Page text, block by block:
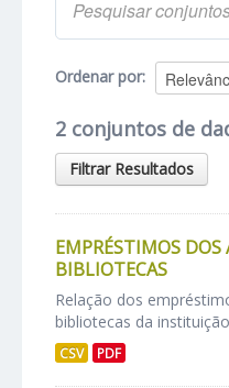
Ordenar por
2 conjuntos de
Filtrar Resultados
EMPRÉSTIMOS DOS
BIBLIOTECAS
Relação dos
bibliotecas da
CSV PDF